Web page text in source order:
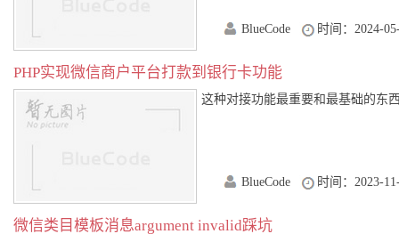
BlueCode 时间：2024-
PHP实现微信商户平台打款到银行卡功能
这种对接功能最重要和最基础的东
BlueCode 时间：2023-
微信类目模板消息argument invalid踩坑